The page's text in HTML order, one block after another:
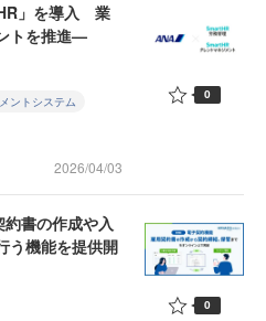
」を導入 業
トを推進—
ントシステム
2026/04/03
0
約書の作成や入
う機能を提供開
0